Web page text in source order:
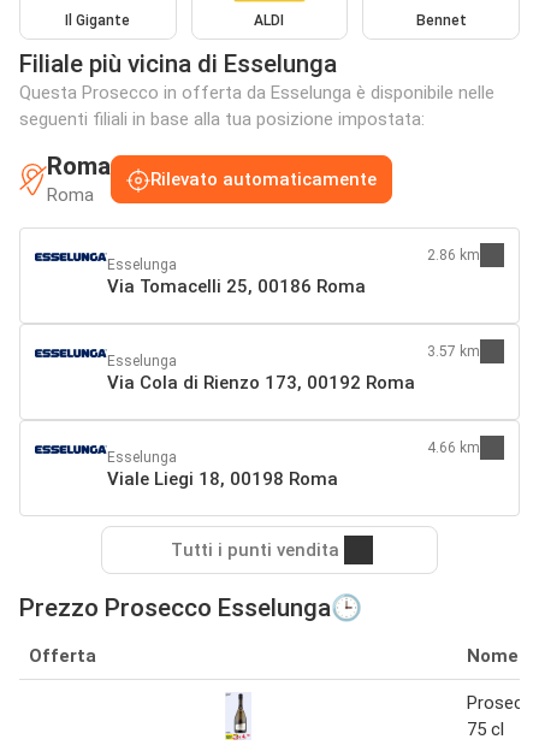
Il Gigante ALDI Bennet
Filiale più vicina di Esselunga
Questa Prosecco in offerta da Esselunga è disponibile nelle
seguenti filiali in base alla tua posizione impostata:
Roma
Roma
Rilevato automaticamente
Esselunga
Via Tomacelli 25, 00186 Roma
2.86 km
Esselunga
Via Cola di Rienzo 173, 00192 Roma
3.57 km
Esselunga
Viale Liegi 18, 00198 Roma
4.66 km
Tutti i punti vendita
Prezzo Prosecco Esselunga🕒
Offerta Nome
75 cl